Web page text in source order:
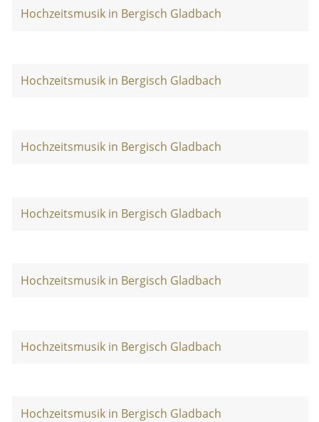
Hochzeitsmusik in Bergisch Gladbach
Hochzeitsmusik in Bergisch Gladbach
Hochzeitsmusik in Bergisch Gladbach
Hochzeitsmusik in Bergisch Gladbach
Hochzeitsmusik in Bergisch Gladbach
Hochzeitsmusik in Bergisch Gladbach
Hochzeitsmusik in Bergisch Gladbach